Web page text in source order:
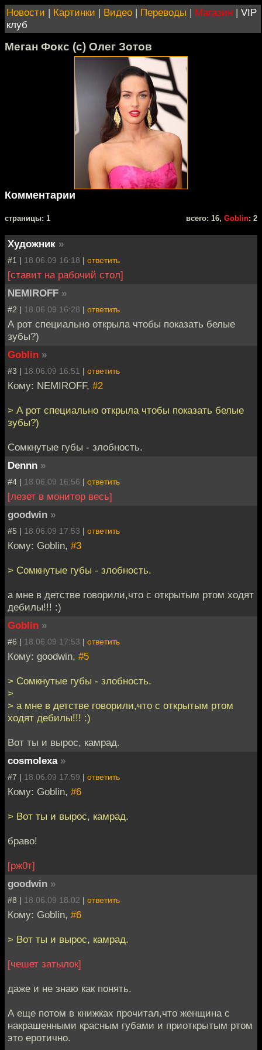
Новости | Картинки | Видео | Переводы | Магазин | VIP
клуб
Меган Фокс (с) Олег Зотов
Комментарии
cтраницы: 1 всего: 16, Goblin: 2
Художник »
#1 | 18.06.09 16:18 | ответить
[ставит на рабочий стол]
NEMIROFF »
#2 | 18.06.09 16:28 | ответить
А рот специально открыла чтобы показать белые
зубы?)
Goblin »
#3 | 18.06.09 16:51 | ответить
Кому: NEMIROFF, #2
> А рот специально открыла чтобы показать белые
зубы?)
Сомкнутые губы - злобность.
Dennn »
#4 | 18.06.09 16:56 | ответить
[лезет в монитор весь]
goodwin »
#5 | 18.06.09 17:53 | ответить
Кому: Goblin, #3
> Сомкнутые губы - злобность.
а мне в детстве говорили,что с открытым ртом ходят
дебилы!!! :)
Goblin »
#6 | 18.06.09 17:53 | ответить
Кому: goodwin, #5
> Сомкнутые губы - злобность.
>
> а мне в детстве говорили,что с открытым ртом
ходят дебилы!!! :)
Вот ты и вырос, камрад.
cosmolexa »
#7 | 18.06.09 17:59 | ответить
Кому: Goblin, #6
> Вот ты и вырос, камрад.
браво!
[рж0т]
goodwin »
#8 | 18.06.09 18:02 | ответить
Кому: Goblin, #6
> Вот ты и вырос, камрад.
[чешет затылок]
даже и не знаю как понять.
А еще потом в книжках прочитал,что женщина с
накрашенными красным губами и приоткрытым ртом
это еротично.